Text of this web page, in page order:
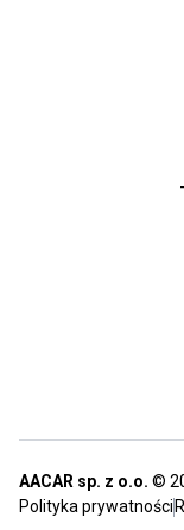
AACAR sp. z o.o. ©
Polityka prywatności